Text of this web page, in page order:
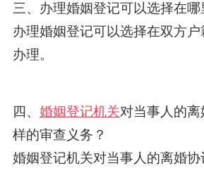
三、办理婚姻登记可以选择在哪
办理婚姻登记可以选择在双方
办理。
四、 婚姻登记机关对当事人的
样的审查义务？
婚姻登记机关对当事人的离婚